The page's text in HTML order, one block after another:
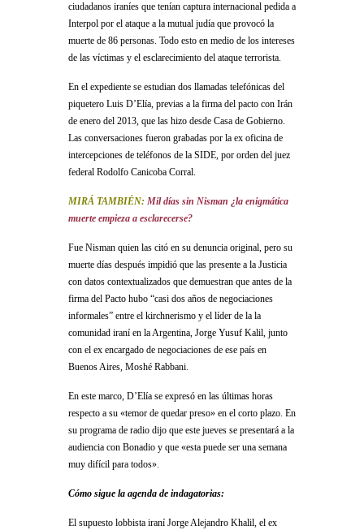
ciudadanos iraníes que tenían captura internacional pedida a
Interpol por el ataque a la mutual judía que provocó la
muerte de 86 personas. Todo esto en medio de los intereses
de las víctimas y el esclarecimiento del ataque terrorista.
En el expediente se estudian dos llamadas telefónicas del
piquetero Luis D’Elía, previas a la firma del pacto con Irán
de enero del 2013, que las hizo desde Casa de Gobierno.
Las conversaciones fueron grabadas por la ex oficina de
intercepciones de teléfonos de la SIDE, por orden del juez
federal Rodolfo Canicoba Corral.
MIRÁ TAMBIÉN: Mil días sin Nisman ¿la enigmática
muerte empieza a esclarecerse?
Fue Nisman quien las citó en su denuncia original, pero su
muerte días después impidió que las presente a la Justicia
con datos contextualizados que demuestran que antes de la
firma del Pacto hubo “casi dos años de negociaciones
informales” entre el kirchnerismo y el líder de la la
comunidad iraní en la Argentina, Jorge Yusuf Kalil, junto
con el ex encargado de negociaciones de ese país en
Buenos Aires, Moshé Rabbani.
En este marco, D’Elía se expresó en las últimas horas
respecto a su «temor de quedar preso» en el corto plazo. En
su programa de radio dijo que este jueves se presentará a la
audiencia con Bonadio y que «esta puede ser una semana
muy difícil para todos».
Cómo sigue la agenda de indagatorias:
El supuesto lobbista iraní Jorge Alejandro Khalil, el ex